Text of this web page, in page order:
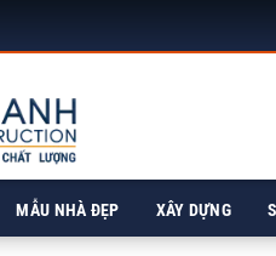
MẪU NHÀ ĐẸP XÂY DỰNG